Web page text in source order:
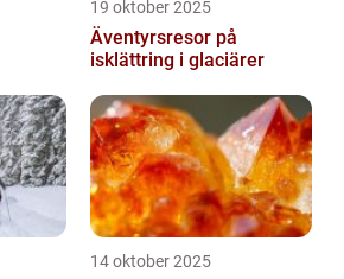
19 oktober 2025
Äventyrsresor på
isklättring i glaciärer
14 oktober 2025